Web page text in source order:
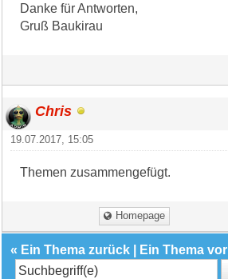
Danke für Antworten,
Gruß Baukirau
Chris
19.07.2017, 15:05
Themen zusammengefügt.
Homepage
« Ein Thema zurück Ein Thema vor